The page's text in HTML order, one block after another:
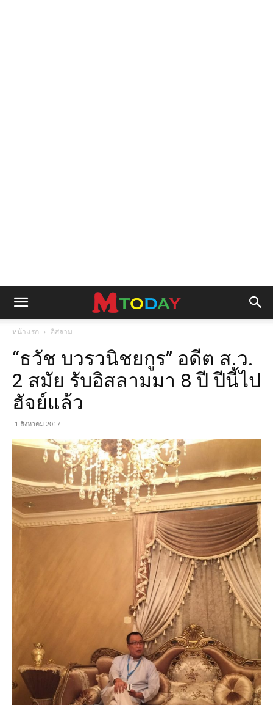
หน้าแรก อิสลาม
“ธวัช บวรวนิชยกูร” อดีต ส.ว.
2 สมัย รับอิสลามมา 8 ปี ปีนี้ไป
ฮัจย์แล้ว
1 สิงหาคม 2017